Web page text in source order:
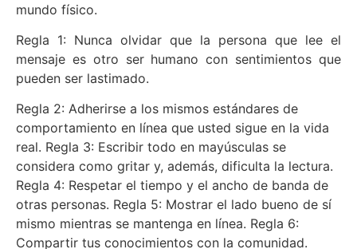
mundo físico.
Regla 1: Nunca olvidar que la persona que lee el
mensaje es otro ser humano con sentimientos que
pueden ser lastimado.
Regla 2: Adherirse a los mismos estándares de
comportamiento en línea que usted sigue en la vida
real. Regla 3: Escribir todo en mayúsculas se
considera como gritar y, además, dificulta la lectura.
Regla 4: Respetar el tiempo y el ancho de banda de
otras personas. Regla 5: Mostrar el lado bueno de sí
mismo mientras se mantenga en línea. Regla 6:
Compartir tus conocimientos con la comunidad.